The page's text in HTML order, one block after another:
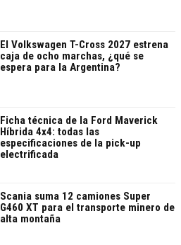
El Volkswagen T-Cross 2027 estrena
caja de ocho marchas, ¿qué se
espera para la Argentina?
Ficha técnica de la Ford Maverick
Híbrida 4x4: todas las
especificaciones de la pick-up
electrificada
Scania suma 12 camiones Super
G460 XT para el transporte minero de
alta montaña